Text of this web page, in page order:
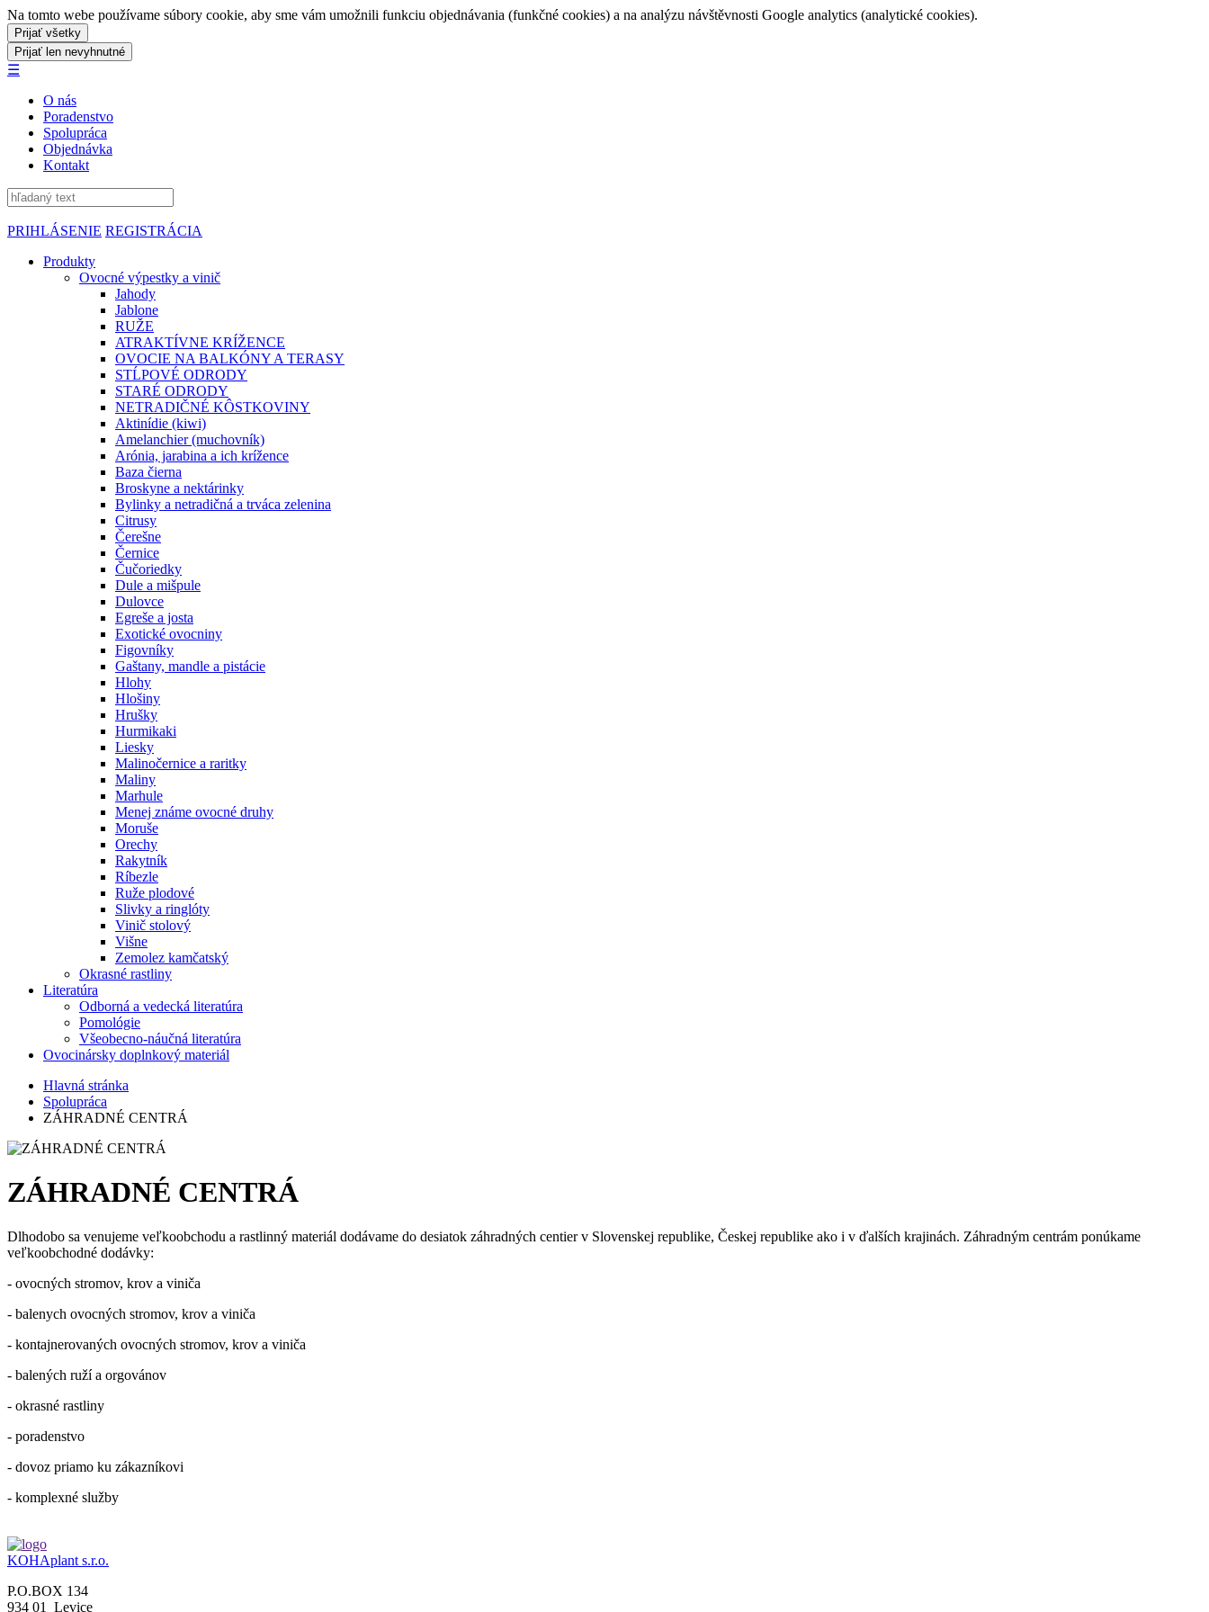
Na tomto webe používame súbory cookie, aby sme vám umožnili funkciu objednávania (funkčné cookies) a na analýzu návštěvnosti Google analytics (analytické cookies).
☰
O nás
Poradenstvo
Spolupráca
Objednávka
Kontakt
PRIHLÁSENIE REGISTRÁCIA
Produkty
Ovocné výpestky a vinič
Jahody
Jablone
RUŽE
ATRAKTÍVNE KRÍŽENCE
OVOCIE NA BALKÓNY A TERASY
STĹPOVÉ ODRODY
STARÉ ODRODY
NETRADIČNÉ KÔSTKOVINY
Aktinídie (kiwi)
Amelanchier (muchovník)
Arónia, jarabina a ich krížence
Baza čierna
Broskyne a nektárinky
Bylinky a netradičná a trváca zelenina
Citrusy
Čerešne
Černice
Čučoriedky
Dule a mišpule
Dulovce
Egreše a josta
Exotické ovocniny
Figovníky
Gaštany, mandle a pistácie
Hlohy
Hlošiny
Hrušky
Hurmikaki
Liesky
Malinočernice a raritky
Maliny
Marhule
Menej známe ovocné druhy
Moruše
Orechy
Rakytník
Ríbezle
Ruže plodové
Slivky a ringlóty
Vinič stolový
Višne
Zemolez kamčatský
Okrasné rastliny
Literatúra
Odborná a vedecká literatúra
Pomológie
Všeobecno-náučná literatúra
Ovocinársky doplnkový materiál
Hlavná stránka
Spolupráca
ZÁHRADNÉ CENTRÁ
ZÁHRADNÉ CENTRÁ
Dlhodobo sa venujeme veľkoobchodu a rastlinný materiál dodávame do desiatok záhradných centier v Slovenskej republike, Českej republike ako i v ďalších krajinách. Záhradným centrám ponúkame
veľkoobchodné dodávky:
- ovocných stromov, krov a viniča
- balenych ovocných stromov, krov a viniča
- kontajnerovaných ovocných stromov, krov a viniča
- balených ruží a orgovánov
- okrasné rastliny
- poradenstvo
- dovoz priamo ku zákazníkovi
- komplexné služby
KOHAplant s.r.o.
P.O.BOX 134
934 01 Levice